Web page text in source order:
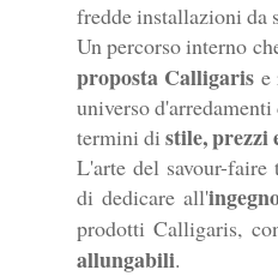
fredde installazioni da
Un percorso interno
proposta Calligaris e
universo
termini distile, prezzi
L'arte del savour-
di dedicare all'
prodotti Calligaris,
allungabili.